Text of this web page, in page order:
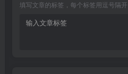
填写文章的标签，每个标签用逗号隔开